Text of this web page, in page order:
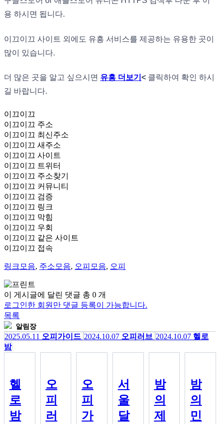
용 하시면 됩니다.
이끄이끄 사이트 외에도 유흥 서비스를 제공하는 유용한 곳이
많이 있습니다.
더 많은 곳을 알고 싶으시면 유흥 더보기 < 클릭하여 확인 하시
길 바랍니다.
이끄이끄
이끄이끄 주소
이끄이끄 최신주소
이끄이끄 새주소
이끄이끄 사이트
이끄이끄 트위터
이끄이끄 주소찾기
이끄이끄 커뮤니티
이끄이끄 검증
이끄이끄 링크
이끄이끄 막힘
이끄이끄 우회
이끄이끄 같은 사이트
이끄이끄 접속
링크모음, 주소모음, 오피모음, 오피
이 게시글에 달린 댓글 총 0 개
로그인한 회원만 댓글 등록이 가능합니다.
목록
알림장
2025.05.11 오피가이드 2024.10.07 오피러브 2024.10.07 헬로
밤
헬
로
밤
오
피
러
오
피
가
서
울
달
밤
의
제
밤
의
민